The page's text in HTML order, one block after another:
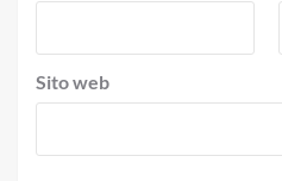
Sito web